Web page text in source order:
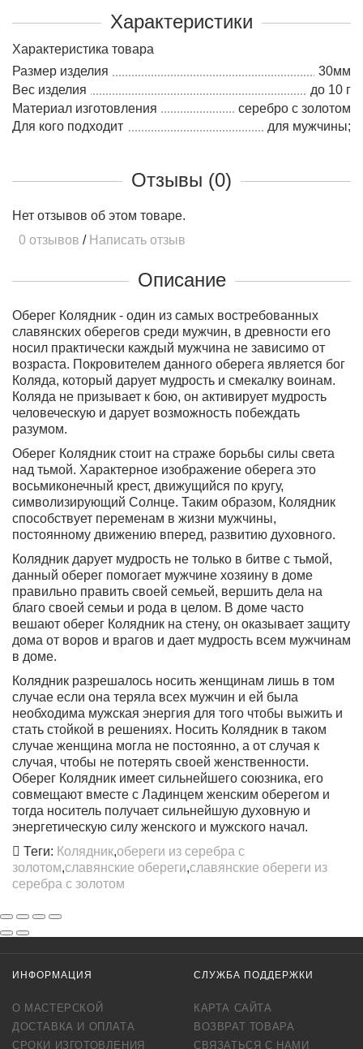
Характеристики
Характеристика товара
Размер изделия
30мм
Вес изделия
до 10 г
Материал изготовления
серебро c золотом
Для кого подходит
для мужчины;
Отзывы (0)
Нет отзывов об этом товаре.
0 отзывов / Написать отзыв
Описание
Оберег Колядник - один из самых востребованных
славянских оберегов среди мужчин, в древности его
носил практически каждый мужчина не зависимо от
возраста. Покровителем данного оберега является бог
Коляда, который дарует мудрость и смекалку воинам.
Коляда не призывает к бою, он активирует мудрость
человеческую и дарует возможность побеждать
разумом.
Оберег Колядник стоит на страже борьбы силы света
над тьмой. Характерное изображение оберега это
восьмиконечный крест, движущийся по кругу,
символизирующий Солнце. Таким образом, Колядник
способствует переменам в жизни мужчины,
постоянному движению вперед, развитию духовного.
Колядник дарует мудрость не только в битве с тьмой,
данный оберег помогает мужчине хозяину в доме
правильно править своей семьей, вершить дела на
благо своей семьи и рода в целом. В доме часто
вешают оберег Колядник на стену, он оказывает защиту
дома от воров и врагов и дает мудрость всем мужчинам
в доме.
Колядник разрешалось носить женщинам лишь в том
случае если она теряла всех мужчин и ей была
необходима мужская энергия для того чтобы выжить и
стать стойкой в решениях. Носить Колядник в таком
случае женщина могла не постоянно, а от случая к
случая, чтобы не потерять своей женственности.
Оберег Колядник имеет сильнейшего союзника, его
совмещают вместе с Ладинцем женским оберегом и
тогда носитель получает сильнейшую духовную и
энергетическую силу женского и мужского начал.
Теги: Колядник,обереги из серебра с
золотом,славянские обереги,славянские обереги из
серебра с золотом
ИНФОРМАЦИЯ
О МАСТЕРСКОЙ
ДОСТАВКА И ОПЛАТА
СРОКИ ИЗГОТОВЛЕНИЯ
СЛУЖБА ПОДДЕРЖКИ
КАРТА САЙТА
ВОЗВРАТ ТОВАРА
СВЯЗАТЬСЯ С НАМИ